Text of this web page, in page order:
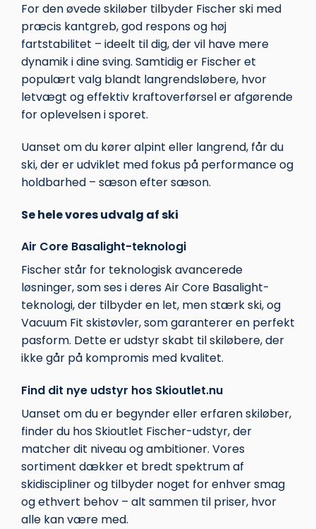
For den øvede skiløber tilbyder Fischer ski med
præcis kantgreb, god respons og høj
fartstabilitet – ideelt til dig, der vil have mere
dynamik i dine sving. Samtidig er Fischer et
populært valg blandt langrendsløbere, hvor
letvægt og effektiv kraftoverførsel er afgørende
for oplevelsen i sporet.
Uanset om du kører alpint eller langrend, får du
ski, der er udviklet med fokus på performance og
holdbarhed – sæson efter sæson.
Se hele vores udvalg af ski
Air Core Basalight-teknologi
Fischer står for teknologisk avancerede
løsninger, som ses i deres Air Core Basalight-
teknologi, der tilbyder en let, men stærk ski, og
Vacuum Fit skistøvler, som garanterer en perfekt
pasform. Dette er udstyr skabt til skiløbere, der
ikke går på kompromis med kvalitet.
Find dit nye udstyr hos Skioutlet.nu
Uanset om du er begynder eller erfaren skiløber,
finder du hos Skioutlet Fischer-udstyr, der
matcher dit niveau og ambitioner. Vores
sortiment dækker et bredt spektrum af
skidiscipliner og tilbyder noget for enhver smag
og ethvert behov – alt sammen til priser, hvor
alle kan være med.